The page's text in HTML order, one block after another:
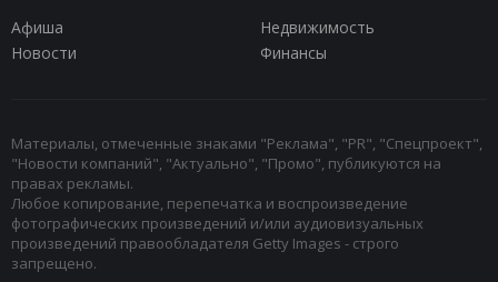
Афиша
Недвижимость
Новости
Финансы
Материалы, отмеченные знаками "Реклама", "PR", "Спецпроект",
"Новости компаний", "Актуально", "Промо", публикуются на
правах рекламы.
Любое копирование, перепечатка и воспроизведение
фотографических произведений и/или аудиовизуальных
произведений правообладателя Getty Images - строго
запрещено.